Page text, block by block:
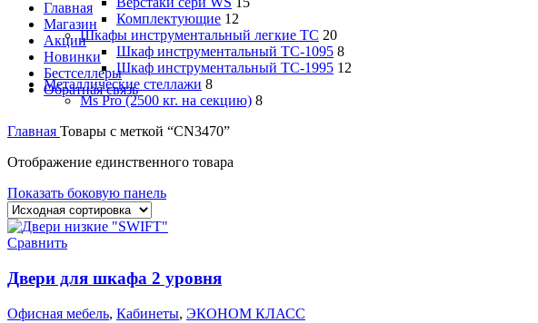
Главная
Магазин
Акции
Новинки
Бестселлеры
Обратная связь
Комплектующие 12
Шкафы инструментальный легкие ТС 20
Шкаф инструментальный TC-1095 8
Шкаф инструментальный TC-1995 12
Металлические стеллажи 8
Ms Pro (2500 кг. на секцию) 8
Главная Товары с меткой “CN3470”
Отображение единственного товара
Показать боковую панель
Сравнить
Двери для шкафа 2 уровня
Офисная мебель, Кабинеты, ЭКОНОМ КЛАСС